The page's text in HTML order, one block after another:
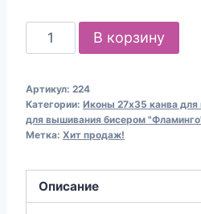
Количество
товара
для
вышивания
бисером
Икона
БМ
В корзину
Артикул: 224
Категории: Иконы 27х35 канва
для вышивания бисером
Метка: Хит продаж!
Описание